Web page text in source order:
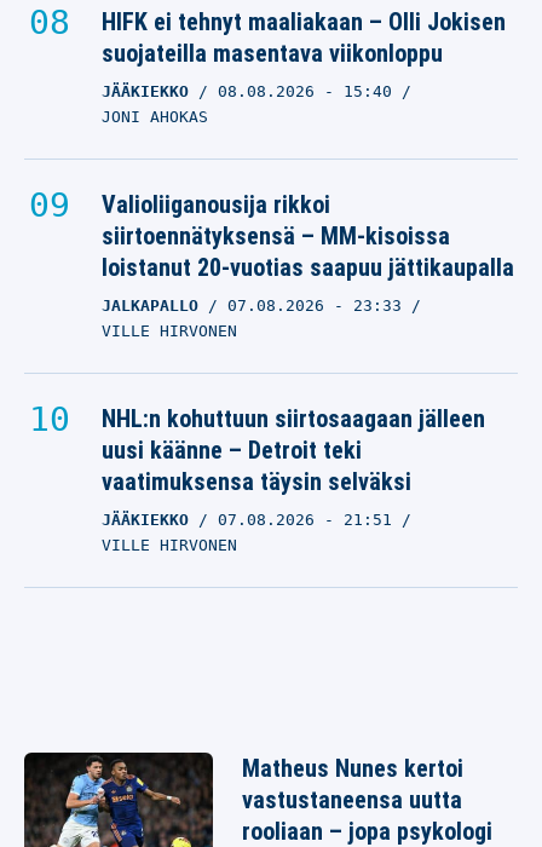
HIFK ei tehnyt maaliakaan – Olli Jokisen
suojateilla masentava viikonloppu
JÄÄKIEKKO 08.08.2026 - 15:40
JONI AHOKAS
Valioliiganousija rikkoi
siirtoennätyksensä – MM-kisoissa
loistanut 20-vuotias saapuu jättikaupalla
JALKAPALLO 07.08.2026 - 23:33
VILLE HIRVONEN
NHL:n kohuttuun siirtosaagaan jälleen
uusi käänne – Detroit teki
vaatimuksensa täysin selväksi
JÄÄKIEKKO 07.08.2026 - 21:51
VILLE HIRVONEN
Matheus Nunes kertoi
vastustaneensa uutta
rooliaan – jopa psykologi